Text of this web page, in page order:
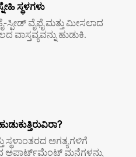
ಸ್ಥಳಗಳು
ಸ್ಪೀಡ್ ವೈಫೈ ಮತ್ತು ಮೀಸಲಾದ
ವಾಸ್ತವ್ಯವನ್ನು ಹುಡುಕಿ.
ಸ್ಥಳಾಂತರದ ಅಗತ್ಯಗಳಿಗೆ
ಅಪಾರ್ಟ್‌ಮೆಂಟ್ ಮನೆಗಳನ್ನು